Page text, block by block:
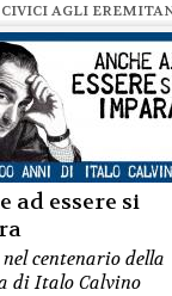
AGLI
ad essere si
centenario della
di Italo Calvino